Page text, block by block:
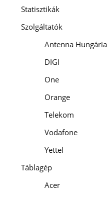
Statisztikák
Szolgáltatók
Antenna Hungária
DIGI
One
Orange
Telekom
Vodafone
Yettel
Táblagép
Acer